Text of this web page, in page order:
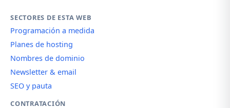
SECTORES DE ESTA WEB
Programación a medida
Planes de hosting
Nombres de dominio
Newsletter & email
SEO y pauta
CONTRATACIÓN